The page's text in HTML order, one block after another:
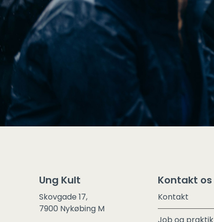
Ung Kult
Skovgade 17,
7900 Nykøbing M
Kontakt os
Kontakt